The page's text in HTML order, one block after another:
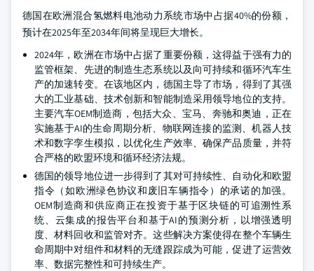
德国在欧洲混合氢燃料电池动力系统市场中占据40%的份额，
预计在2025年至2034年间将呈现巨大增长。
2024年，欧洲在市场中占据了重要份额，这得益于强有力的
监管框架、先进的制造生态系统以及向可持续和循环汽车生
产的加速转变。在该地区内，德国主导了市场，得到了其强
大的工业基础、技术创新和智能制造采用领导地位的支持。
主要汽车OEM制造商，包括大众、宝马、奔驰和奥迪，正在
实施基于AI的生命周期分析、物联网连接的监测、机器人技
术和数字孪生模拟，以优化生产效率、确保产品质量，并符
合严格的欧盟环境和循环经济法规。
德国的领导地位进一步得到了其对可持续性、自动化和欧盟
指令（如欧洲绿色协议和废旧车辆指令）的承诺的加强。
OEM制造商和供应商正在投资于基于区块链的可追溯性系
统、云集成的报告平台和基于AI的预测分析，以增强透明
度、材料回收和监管对齐。这些解决方案使得在整个车辆生
命周期中对组件和材料的无缝跟踪成为可能，促进了运营效
率、数据完整性和可持续生产。